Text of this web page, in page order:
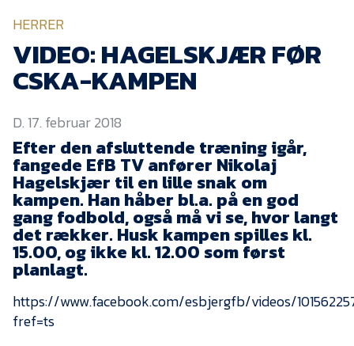
NYHEDER
EfB Akademi
Sydvestjysk Fodbold
Samarbejde
Partnere
Blue Water Arena
Aktionærinformation
HERRER
VIDEO: HAGELSKJÆR FØR
CSKA-KAMPEN
D. 17. februar 2018
Efter den afsluttende træning igår,
fangede EfB TV anfører Nikolaj
Hagelskjær til en lille snak om
kampen. Han håber bl.a. på en god
gang fodbold, også må vi se, hvor langt
det rækker. Husk kampen spilles kl.
15.00, og ikke kl. 12.00 som først
planlagt.
https://www.facebook.com/esbjergfb/videos/
fref=ts